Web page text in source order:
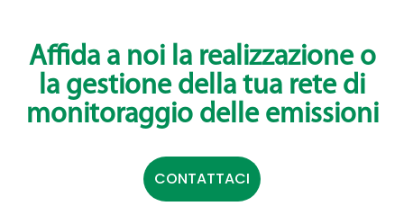
Affida a noi la realizzazione o
la gestione della tua rete di
monitoraggio delle emissioni
CONTATTACI